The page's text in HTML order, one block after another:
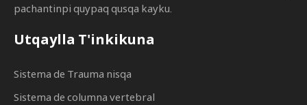
pachantinpi quypaq qusqa kayku.
Utqaylla T'inkikuna
Sistema de Trauma nisqa
Sistema de columna vertebral